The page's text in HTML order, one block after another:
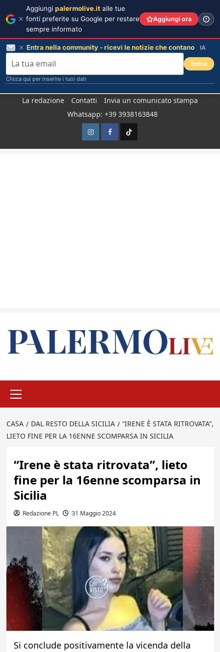
La redazione Contatti
Invia un comunicato stampa
Whatsapp: +39 3938163848
InstagramFacebook
TikTok
principale
CASA DAL RESTO DELLA SICILIA
“IRENE È STATA RITROVATA”,
LIETO FINE PER LA 16ENNE SCOMPARSA IN SICILIA
“Irene è stata ritrovata”, lieto
fine per la 16enne scomparsa in
Sicilia
Redazione PL 31 Maggio 2024
Si conclude positivamente la vicenda della
Aggiungi palermolive.it alle tue
fonti preferite su Google per restare
sempre informato
Aggiungi ora
Entra nella community - ricevi le notizie che contano IA
Entra
Clicca qui per inserire i tuoi dati